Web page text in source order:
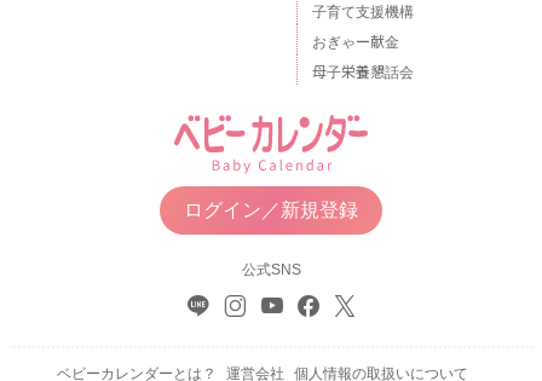
子育て支援機構
おぎゃー献金
母子栄養懇話会
ログイン／新規登録
公式SNS
ベビーカレンダーとは？ 運営会社 個人情報の取扱いについて